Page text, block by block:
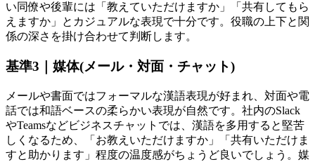
い同僚や後輩には「教えていただけますか」「共有してもら
えますか」とカジュアルな表現で十分です。役職の上下と関
係の深さを掛け合わせて判断します。
基準3｜媒体(メール・対面・チャット)
メールや書面ではフォーマルな漢語表現が好まれ、対面や電
話では和語ベースの柔らかい表現が自然です。社内のSlack
やTeamsなどビジネスチャットでは、漢語を多用すると堅苦
しくなるため、「お教えいただけますか」「共有いただけま
すと助かります」程度の温度感がちょうど良いでしょう。媒